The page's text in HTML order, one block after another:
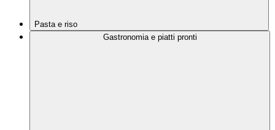
Pasta e riso
Gastronomia e piatti pronti